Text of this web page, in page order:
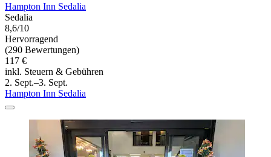
Hampton Inn Sedalia
Sedalia
8,6/10
Hervorragend
(290 Bewertungen)
117 €
inkl. Steuern & Gebühren
2. Sept.–3. Sept.
Hampton Inn Sedalia